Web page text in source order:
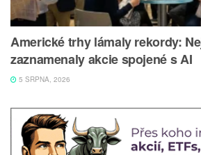
Americké trhy lámaly rekordy:
zaznamenaly akcie spojené s AI
5 SRPNA, 2026